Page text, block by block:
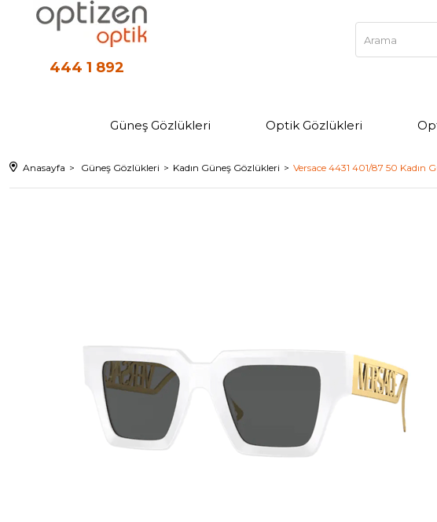
444 1 892
Güneş Gözlükleri Optik Gözlükleri
Anasayfa Güneş Gözlükleri Kadın Güneş Gözlükleri Versace 4431 401/87 50 Kadın